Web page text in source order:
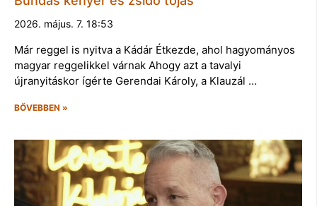
2026. május. 7. 18:53
Már reggel is nyitva a Kádár Étkezde, ahol hagyományos
magyar reggelikkel várnak Ahogy azt a tavalyi
újranyitáskor ígérte Gerendai Károly, a Klauzál …
BŐVEBBEN »